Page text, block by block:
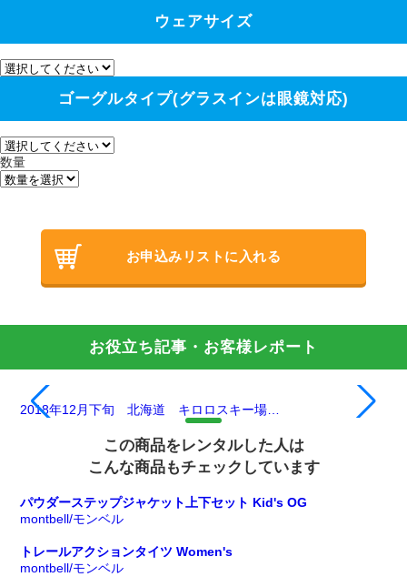
ウェアサイズ
ゴーグルタイプ(グラスインは眼鏡対応)
数量
お申込みリストに入れる
お役立ち記事・お客様レポート
2018年12月下旬 北海道 キロロスキー場…
この商品をレンタルした人は
こんな商品もチェックしています
パウダーステップジャケット上下セット Kid's OG
montbell/モンベル
トレールアクションタイツ Women's
montbell/モンベル